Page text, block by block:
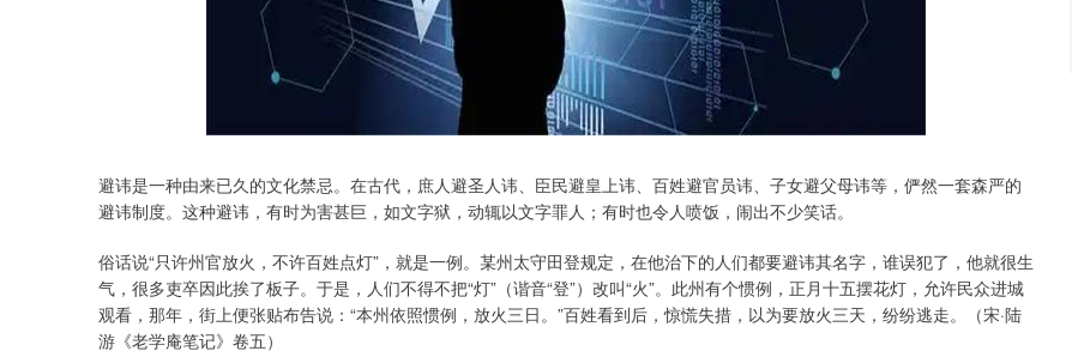
避讳是一种由来已久的文化禁忌。在古代，庶人避圣人讳、臣民避皇上讳、百姓避官员讳、子女避父母讳等，俨然一套森严的
避讳制度。这种避讳，有时为害甚巨，如文字狱，动辄以文字罪人；有时也令人喷饭，闹出不少笑话。
俗话说“只许州官放火，不许百姓点灯”，就是一例。某州太守田登规定，在他治下的人们都要避讳其名字，谁误犯了，他就很生
气，很多吏卒因此挨了板子。于是，人们不得不把“灯”（谐音“登”）改叫“火”。此州有个惯例，正月十五摆花灯，允许民众进城
观看，那年，街上便张贴布告说：“本州依照惯例，放火三日。”百姓看到后，惊慌失措，以为要放火三天，纷纷逃走。（宋·陆
游《老学庵笔记》卷五）
深证成指 14311.01 200.89 1.42%